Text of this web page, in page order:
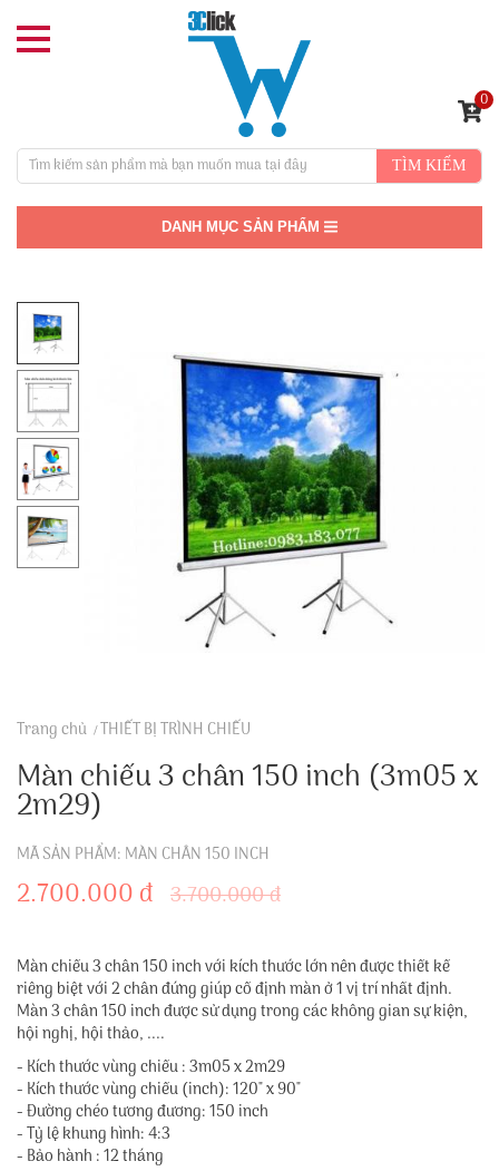
TÌM KIẾM
0
DANH MỤC SẢN PHẨM
Trang chủ THIẾT BỊ TRÌNH CHIẾU
Màn chiếu 3 chân 150 inch (3m05 x
2m29)
MÃ SẢN PHẨM: MÀN CHÂN 150 INCH
2.700.000 đ 3.700.000 đ
Màn chiếu 3 chân 150 inch với kích thước lớn nên được thiết kế
riêng biệt với 2 chân đứng giúp cố định màn ở 1 vị trí nhất định.
Màn 3 chân 150 inch được sử dụng trong các không gian sự kiện,
hội nghị, hội thảo, ....
- Kích thước vùng chiếu : 3m05 x 2m29
- Kích thước vùng chiếu (inch): 120" x 90"
- Đường chéo tương đương: 150 inch
- Tỷ lệ khung hình: 4:3
- Bảo hành : 12 tháng